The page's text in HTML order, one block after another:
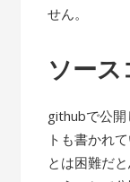
せん。
ソース
githubで公開
トも書かれ
とは困難だ